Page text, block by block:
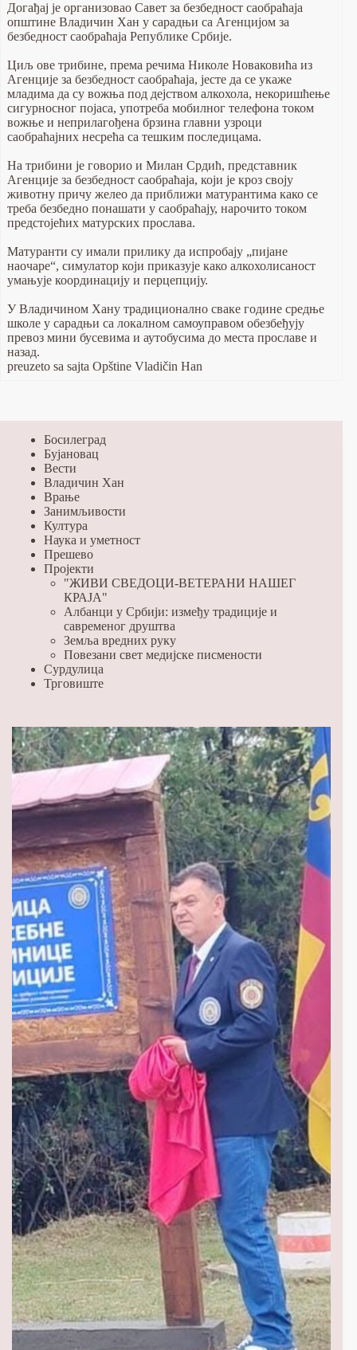
Догађај је организовао Савет за безбедност саобраћаја
општине Владичин Хан у сарадњи са Агенцијом за
безбедност саобраћаја Републике Србије.
Циљ ове трибине, према речима Николе Новаковића из
Агенције за безбедност саобраћаја, јесте да се укаже
младима да су вожња под дејством алкохола, некоришћење
сигурносног појаса, употреба мобилног телефона током
вожње и неприлагођена брзина главни узроци
саобраћајних несрећа са тешким последицама.
На трибини је говорио и Милан Срдић, представник
Агенције за безбедност саобраћаја, који је кроз своју
животну причу желео да приближи матурантима како се
треба безбедно понашати у саобраћају, нарочито током
предстојећих матурских прослава.
Матуранти су имали прилику да испробају „пијане
наочаре“, симулатор који приказује како алкохолисаност
умањује координацију и перцепцију.
У Владичином Хану традиционално сваке године средње
школе у сарадњи са локалном самоуправом обезбеђују
превоз мини бусевима и аутобусима до места прославе и
назад.
preuzeto sa sajta Opštine Vladičin Han
Босилеград
Бујановац
Вести
Владичин Хан
Врање
Занимљивости
Култура
Наука и уметност
Прешево
Пројекти
"ЖИВИ СВЕДОЦИ-ВЕТЕРАНИ НАШЕГ
КРАЈА"
Албанци у Србији: између традиције и
савременог друштва
Земља вредних руку
Повезани свет медијске писмености
Сурдулица
Трговиште